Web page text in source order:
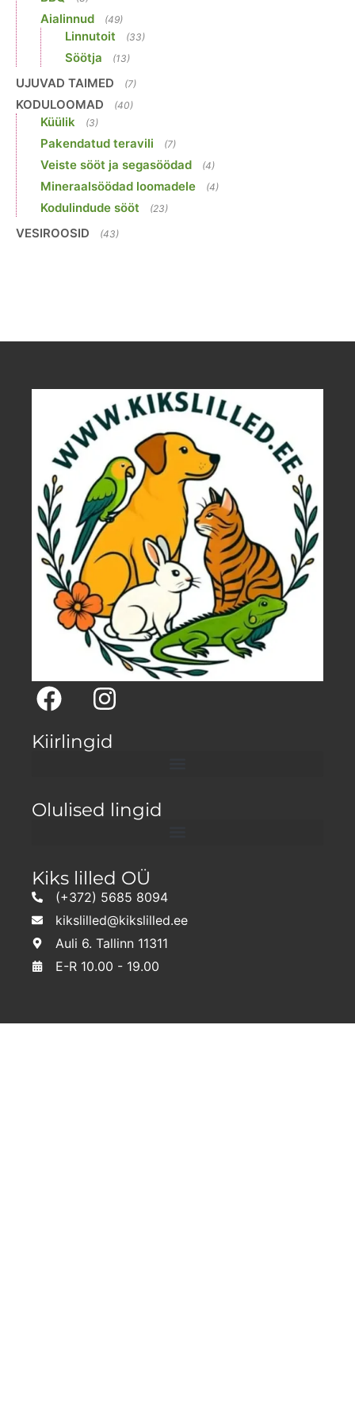
Aialinnud (49)
Linnutoit (33)
Söötja (13)
UJUVAD TAIMED (7)
KODULOOMAD (40)
Küülik (3)
Pakendatud teravili (7)
Veiste sööt ja segasöödad (4)
Mineraalsöödad loomadele (4)
Kodulindude sööt (23)
VESIROOSID (43)
Kiirlingid
Olulised lingid
Kiks lilled OÜ
(+372) 5685 8094
kikslilled@kikslilled.ee
Auli 6. Tallinn 11311
E-R 10.00 - 19.00